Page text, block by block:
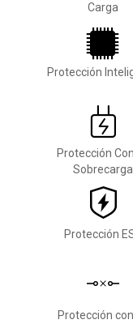
Carga
Protección
Protección
Sobrecarga
Protección
Protección